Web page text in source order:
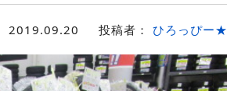
2019.09.20 投稿者： ひろっぴー★